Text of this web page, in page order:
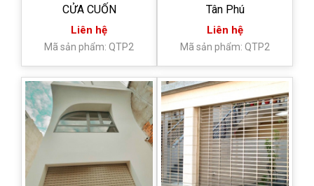
CỬA CUỐN
Liên hệ
Mã sản phẩm: QTP2
Tân Phú
Liên hệ
Mã sản phẩm: QTP2